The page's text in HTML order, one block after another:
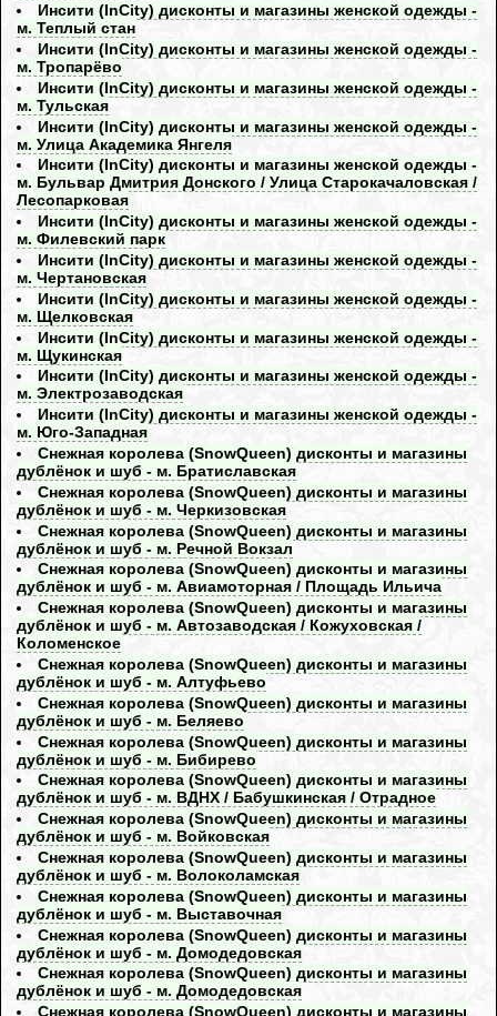
Инсити (InCity) дисконты и магазины женской одежды -
м. Теплый стан
Инсити (InCity) дисконты и магазины женской одежды -
м. Тропарёво
Инсити (InCity) дисконты и магазины женской одежды -
м. Тульская
Инсити (InCity) дисконты и магазины женской одежды -
м. Улица Академика Янгеля
Инсити (InCity) дисконты и магазины женской одежды -
м. Бульвар Дмитрия Донского / Улица Старокачаловская /
Лесопарковая
Инсити (InCity) дисконты и магазины женской одежды -
м. Филевский парк
Инсити (InCity) дисконты и магазины женской одежды -
м. Чертановская
Инсити (InCity) дисконты и магазины женской одежды -
м. Щелковская
Инсити (InCity) дисконты и магазины женской одежды -
м. Щукинская
Инсити (InCity) дисконты и магазины женской одежды -
м. Электрозаводская
Инсити (InCity) дисконты и магазины женской одежды -
м. Юго-Западная
Снежная королева (SnowQueen) дисконты и магазины
дублёнок и шуб - м. Братиславская
Снежная королева (SnowQueen) дисконты и магазины
дублёнок и шуб - м. Черкизовская
Снежная королева (SnowQueen) дисконты и магазины
дублёнок и шуб - м. Речной Вокзал
Снежная королева (SnowQueen) дисконты и магазины
дублёнок и шуб - м. Авиамоторная / Площадь Ильича
Снежная королева (SnowQueen) дисконты и магазины
дублёнок и шуб - м. Автозаводская / Кожуховская /
Коломенское
Снежная королева (SnowQueen) дисконты и магазины
дублёнок и шуб - м. Алтуфьево
Снежная королева (SnowQueen) дисконты и магазины
дублёнок и шуб - м. Беляево
Снежная королева (SnowQueen) дисконты и магазины
дублёнок и шуб - м. Бибирево
Снежная королева (SnowQueen) дисконты и магазины
дублёнок и шуб - м. ВДНХ / Бабушкинская / Отрадное
Снежная королева (SnowQueen) дисконты и магазины
дублёнок и шуб - м. Войковская
Снежная королева (SnowQueen) дисконты и магазины
дублёнок и шуб - м. Волоколамская
Снежная королева (SnowQueen) дисконты и магазины
дублёнок и шуб - м. Выставочная
Снежная королева (SnowQueen) дисконты и магазины
дублёнок и шуб - м. Домодедовская
Снежная королева (SnowQueen) дисконты и магазины
дублёнок и шуб - м. Домодедовская
Снежная королева (SnowQueen) дисконты и магазины